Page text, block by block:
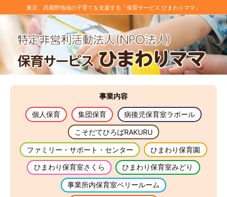
東京、武蔵野地域の子育てを支援する「保育サービス ひまわりママ」
事業内容
個人保育 集団保育 病後児保育室ラポール
こそだてひろばRAKURU
ファミリー・サポート・センター ひまわり保育園
ひまわり保育室さくら ひまわり保育室みどり
事業所内保育室ベリールーム